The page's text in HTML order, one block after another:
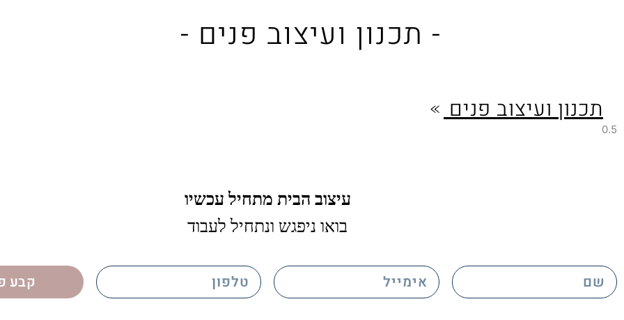
- תכנון ועיצוב פנים -
תכנון ועיצוב פנים
עיצוב הבית מתחיל עכשיו
בואו ניפגש ונתחיל לעבוד
name
email
phone קבע